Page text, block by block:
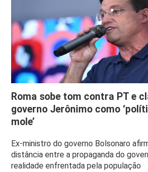
Roma sobe tom contra PT e
governo Jerônimo como
mole’
Ex-ministro do governo Bolsonaro
distância entre a propaganda do
realidade enfrentada pela população